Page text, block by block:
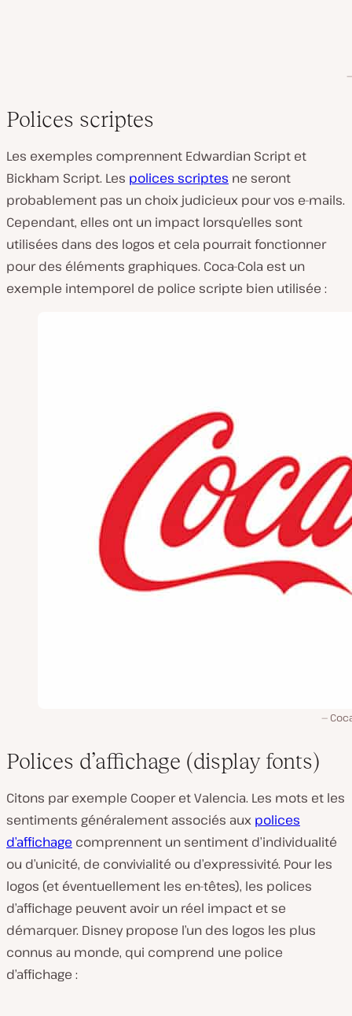
Polices scriptes
Les exemples comprennent Edwardian Script et
Bickham Script. Les polices scriptes ne seront
probablement pas un choix judicieux pour vos e-mails.
Cependant, elles ont un impact lorsqu’elles sont
utilisées dans des logos et cela pourrait fonctionner
pour des éléments graphiques. Coca-Cola est un
exemple intemporel de police scripte bien utilisée :
Polices d’affichage (display fonts)
Citons par exemple Cooper et Valencia. Les mots et les
sentiments généralement associés aux polices
d’affichage comprennent un sentiment d’individualité
ou d’unicité, de convivialité ou d’expressivité. Pour les
logos (et éventuellement les en-têtes), les polices
d’affichage peuvent avoir un réel impact et se
démarquer. Disney propose l’un des logos les plus
connus au monde, qui comprend une police
d’affichage :